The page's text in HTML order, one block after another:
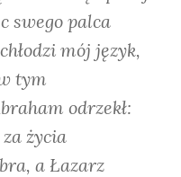
swego palca
mój język,
tym
odrzekł:
życia
a Łazarz